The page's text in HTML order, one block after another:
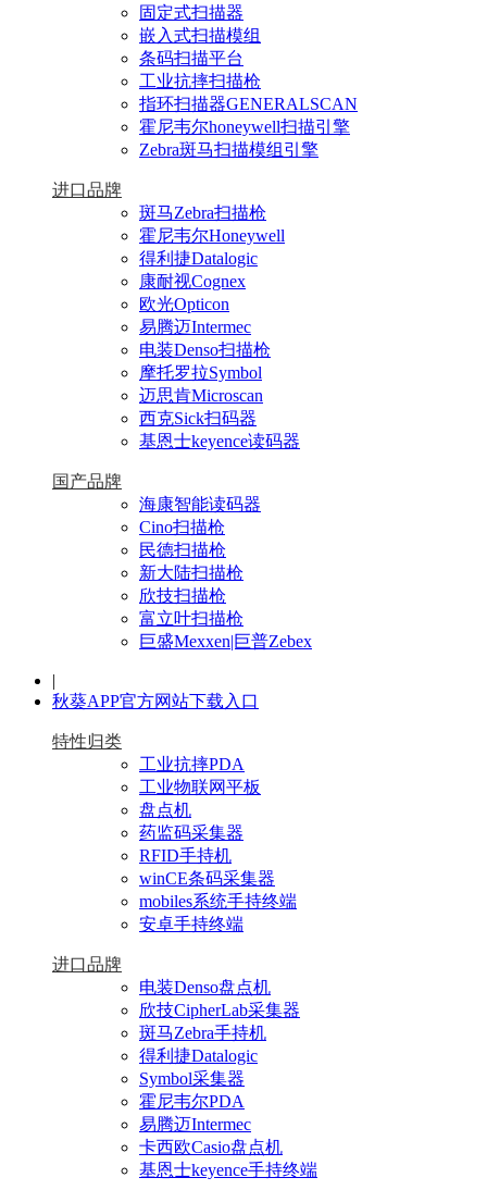
固定式扫描器
嵌入式扫描模组
条码扫描平台
工业抗摔扫描枪
指环扫描器GENERALSCAN
霍尼韦尔honeywell扫描引擎
Zebra斑马扫描模组引擎
进口品牌
斑马Zebra扫描枪
霍尼韦尔Honeywell
得利捷Datalogic
康耐视Cognex
欧光Opticon
易腾迈Intermec
电装Denso扫描枪
摩托罗拉Symbol
迈思肯Microscan
西克Sick扫码器
基恩士keyence读码器
国产品牌
海康智能读码器
Cino扫描枪
民德扫描枪
新大陆扫描枪
欣技扫描枪
富立叶扫描枪
巨盛Mexxen|巨普Zebex
|
秋葵APP官方网站下载入口
特性归类
工业抗摔PDA
工业物联网平板
盘点机
药监码采集器
RFID手持机
winCE条码采集器
mobiles系统手持终端
安卓手持终端
进口品牌
电装Denso盘点机
欣技CipherLab采集器
斑马Zebra手持机
得利捷Datalogic
Symbol采集器
霍尼韦尔PDA
易腾迈Intermec
卡西欧Casio盘点机
基恩士keyence手持终端